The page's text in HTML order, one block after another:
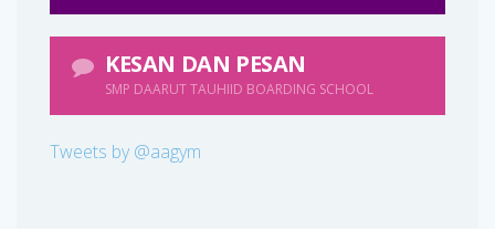
KESAN DAN PESAN
SMP DAARUT TAUHIID BOARDING SCHOOL
Tweets by @aagym